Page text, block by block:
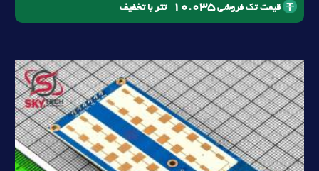
قیمت تک فروشی10.035 تتر با تخفیف